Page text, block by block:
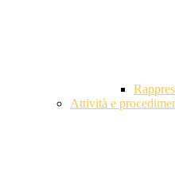
Attività e